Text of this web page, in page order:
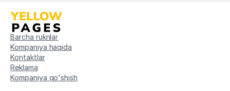
Barcha ruknlar
Kompaniya haqida
Kontaktlar
Reklama
Kompaniya qo'shish